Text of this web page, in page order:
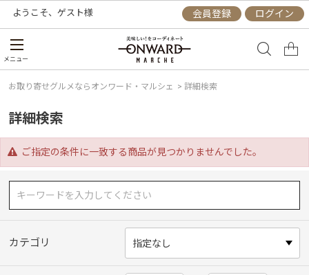
ようこそ、 ゲスト様 会員登録 ログイン
メニュー
お取り寄せグルメならオンワード・マルシェ > 詳細検索
詳細検索
ご指定の条件に一致する商品が見つかりませんでした。
カテゴリ